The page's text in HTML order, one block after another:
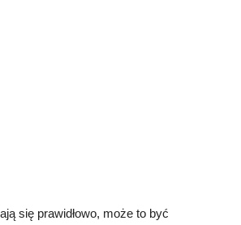
się prawidłowo, może to być